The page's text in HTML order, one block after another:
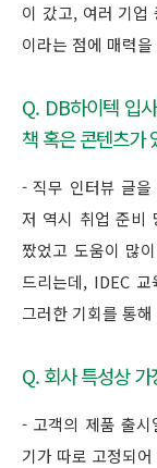
이 갔고, 여러 기업
이라는 점에 매력
Q. DB하이텍 입
책 혹은 콘텐츠가
- 직무 인터뷰 글
저 역시 취업 준비
짰었고 도움이 많
드리는데, IDEC
그러한 기회를 통
Q. 회사 특성상
- 고객의 제품 출
기가 따로 고정되